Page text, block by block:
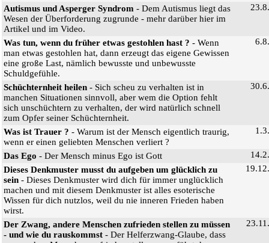
Autismus und Asperger Syndrom - Dem Autismus liegt das
Wesen der Überforderung zugrunde - mehr darüber hier im
Artikel und im Video.
Was tun, wenn du früher etwas gestohlen hast ? - Wenn
man etwas gestohlen hat, dann erzeugt das eigene Gewissen
eine große Last, nämlich bewusste und unbewusste
Schuldgefühle.
Schüchternheit heilen - Sich scheu zu verhalten ist in
manchen Situationen sinnvoll, aber wem die Option fehlt
sich unschüchtern zu verhalten, der wird natürlich schnell
zum Opfer seiner Schüchternheit.
Was ist Trauer ? - Warum ist der Mensch eigentlich traurig,
wenn er einen geliebten Menschen verliert ?
Das Ego - Der Mensch minus Ego ist Gott
Dieses Denkmuster musst du aufgeben um glücklich zu
sein - Dieses Denkmuster wird dich für immer unglücklich
machen und mit diesem Denkmuster ist alles esoterische
Wissen für dich nutzlos, weil du nie inneren Frieden haben
wirst.
Der Zwang, andere Menschen zufrieden stellen zu müssen
- und wie du rauskommst - Der Helferzwang-Glaube, dass